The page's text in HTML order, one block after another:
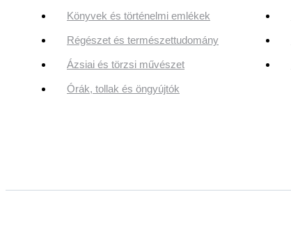
Könyvek és történelmi emlékek
Régészet és természettudomány
Ázsiai és törzsi művészet
Órák, tollak és öngyújtók